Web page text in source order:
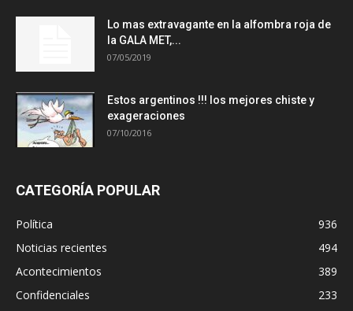
Lo mas extravagante en la alfombra roja de
la GALA MET,...
07/05/2019
Estos argentinos !!! los mejores chiste y
exageraciones
07/10/2016
CATEGORÍA POPULAR
Política
936
Noticias recientes
494
Acontecimientos
389
Confidenciales
233